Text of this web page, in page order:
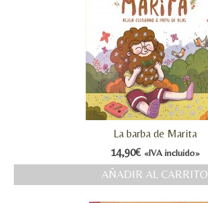
La barba de Marita
14,90€ «IVA incluido»
AÑADIR AL CARRITO